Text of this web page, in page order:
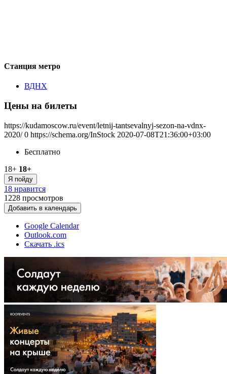
Станция метро
ВДНХ
Цены на билеты
https://kudamoscow.ru/event/letnij-tantsevalnyj-sezon-na-vdnx-
2020/ 0 https://schema.org/InStock 2020-07-08T21:36:00+03:00
Бесплатно
18+ 18+
Я пойду
18 нравится
1228 просмотров
Добавить в календарь
Google Calendar
Outlook.com
Скачать .ics